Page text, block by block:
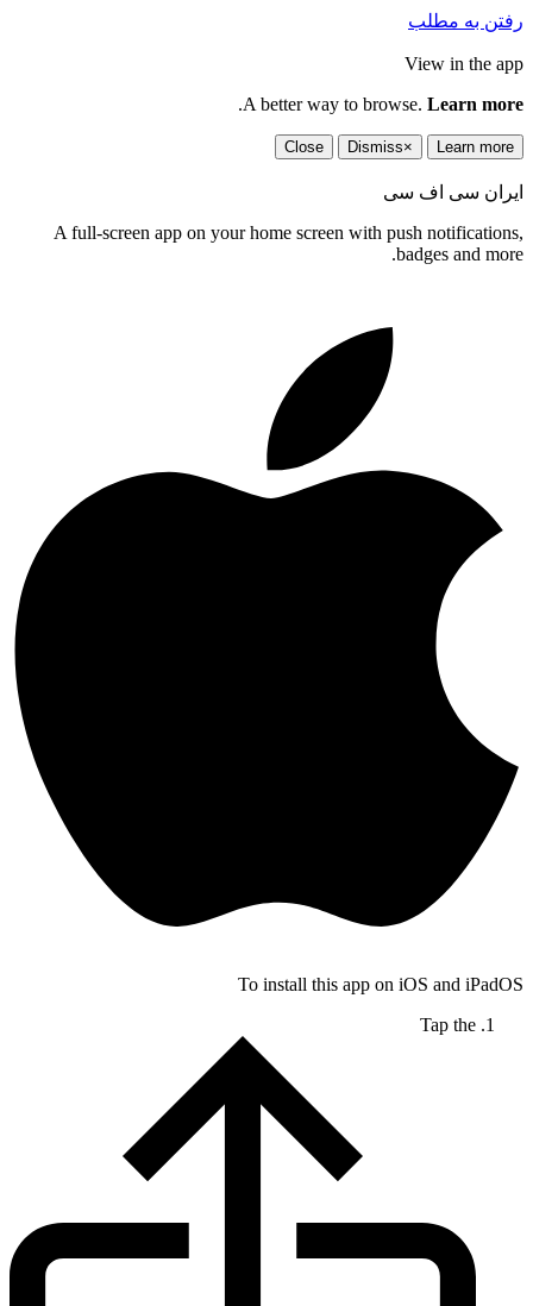
رفتن به مطلب
View in the app
A better way to browse. Learn more
.
Learn more
×
Dismiss
Close
ایران سی اف سی
A full-screen app on your home screen with push notifications,
badges and more.
To install this app on iOS and iPadOS
Tap the